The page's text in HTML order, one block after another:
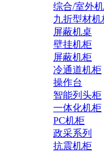
综合/室外
九折型材机
屏蔽机桌
壁挂机柜
屏蔽机柜
冷通道机柜
操作台
智能列头柜
一体化机柜
PC机柜
政采系列
抗震机柜